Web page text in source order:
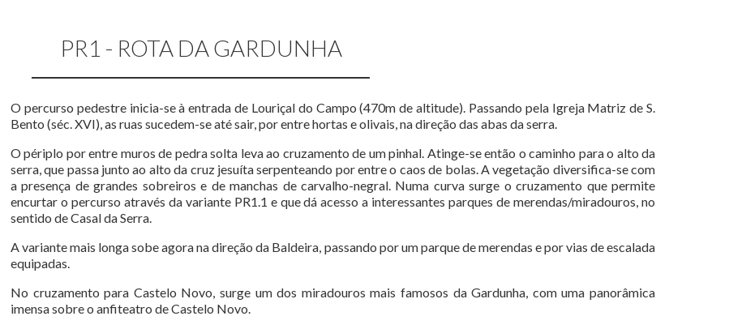
PR1 - ROTA DA GARDUNHA
O percurso pedestre inicia-se à entrada de Louriçal do Campo (470m de altitude). Passando pela Igreja Matriz de S.
Bento (séc. XVI), as ruas sucedem-se até sair, por entre hortas e olivais, na direção das abas da serra.
O périplo por entre muros de pedra solta leva ao cruzamento de um pinhal. Atinge-se então o caminho para o alto da
serra, que passa junto ao alto da cruz jesuíta serpenteando por entre o caos de bolas. A vegetação diversifica-se com
a presença de grandes sobreiros e de manchas de carvalho-negral. Numa curva surge o cruzamento que permite
encurtar o percurso através da variante PR1.1 e que dá acesso a interessantes parques de merendas/miradouros, no
sentido de Casal da Serra.
A variante mais longa sobe agora na direção da Baldeira, passando por um parque de merendas e por vias de escalada
equipadas.
No cruzamento para Castelo Novo, surge um dos miradouros mais famosos da Gardunha, com uma panorâmica
imensa sobre o anfiteatro de Castelo Novo.